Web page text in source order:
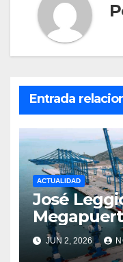
Entrada
ACTUALIDAD
José
el turismo
global
JUN 2, 2026